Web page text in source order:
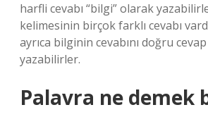
harfli cevabı “bilgi” olarak
kelimesinin birçok farklı cevabı
ayrıca bilginin cevabını doğru
yazabilirler.
Palavra ne demek